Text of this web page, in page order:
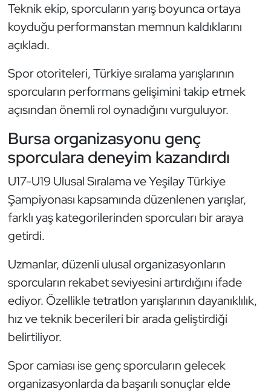
Teknik ekip, sporcuların yarış boyunca ortaya
koyduğu performanstan memnun kaldıklarını
açıkladı.
Spor otoriteleri, Türkiye sıralama yarışlarının
sporcuların performans gelişimini takip etmek
açısından önemli rol oynadığını vurguluyor.
Bursa organizasyonu genç
sporculara deneyim kazandırdı
U17-U19 Ulusal Sıralama ve Yeşilay Türkiye
Şampiyonası kapsamında düzenlenen yarışlar,
farklı yaş kategorilerinden sporcuları bir araya
getirdi.
Uzmanlar, düzenli ulusal organizasyonların
sporcuların rekabet seviyesini artırdığını ifade
ediyor. Özellikle tetratlon yarışlarının dayanıklılık,
hız ve teknik becerileri bir arada geliştirdiği
belirtiliyor.
Spor camiası ise genç sporcuların gelecek
organizasyonlarda da başarılı sonuçlar elde
Motor Sporları
Muay Thai
Okçuluk
Optimist
Oryantiring
Paralimpik
Ragbi
Satranç
Su Topu
Sualtı Sporları
Tenis